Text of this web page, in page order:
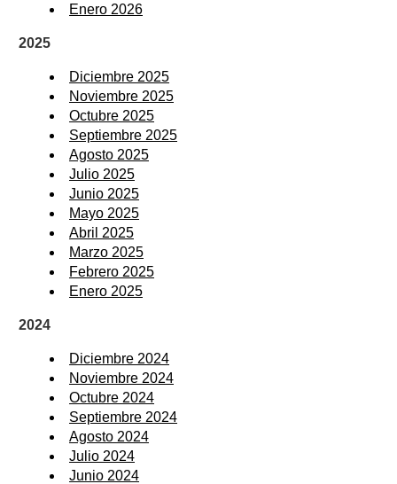
Enero 2026
2025
Diciembre 2025
Noviembre 2025
Octubre 2025
Septiembre 2025
Agosto 2025
Julio 2025
Junio 2025
Mayo 2025
Abril 2025
Marzo 2025
Febrero 2025
Enero 2025
2024
Diciembre 2024
Noviembre 2024
Octubre 2024
Septiembre 2024
Agosto 2024
Julio 2024
Junio 2024